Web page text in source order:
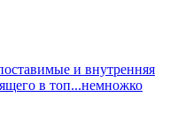
и внутренняя
в топ...немножко